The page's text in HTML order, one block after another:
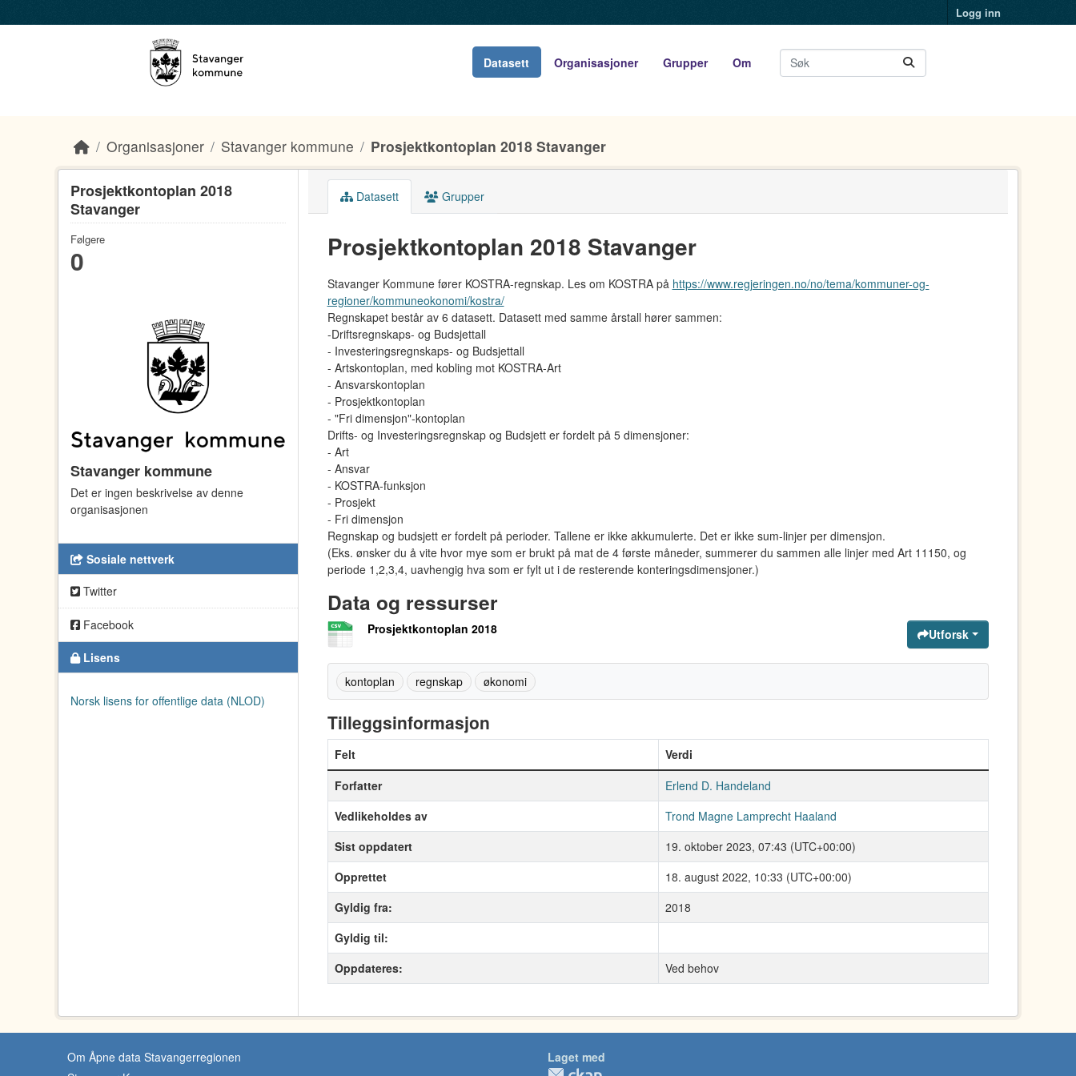
Logg inn
Datasett Organisasjoner Grupper Om
Organisasjoner Stavanger kommune Prosjektkontoplan 2018 Stavanger
Prosjektkontoplan 2018
Stavanger
Følgere
0
Stavanger kommune
Det er ingen beskrivelse av denne
organisasjonen
Sosiale nettverk
Twitter
Facebook
Lisens
Norsk lisens for offentlige data (NLOD)
Datasett Grupper
Prosjektkontoplan 2018 Stavanger
Stavanger Kommune fører KOSTRA-regnskap. Les om KOSTRA på https://www.regjeringen.no/no/tema/kommuner-og-
regioner/kommuneokonomi/kostra/
Regnskapet består av 6 datasett. Datasett med samme årstall hører sammen:
-Driftsregnskaps- og Budsjettall
- Investeringsregnskaps- og Budsjettall
- Artskontoplan, med kobling mot KOSTRA-Art
- Ansvarskontoplan
- Prosjektkontoplan
- "Fri dimensjon"-kontoplan
Drifts- og Investeringsregnskap og Budsjett er fordelt på 5 dimensjoner:
- Art
- Ansvar
- KOSTRA-funksjon
- Prosjekt
- Fri dimensjon
Regnskap og budsjett er fordelt på perioder. Tallene er ikke akkumulerte. Det er ikke sum-linjer per dimensjon.
(Eks. ønsker du å vite hvor mye som er brukt på mat de 4 første måneder, summerer du sammen alle linjer med Art 11150, og
periode 1,2,3,4, uavhengig hva som er fylt ut i de resterende konteringsdimensjoner.)
Data og ressurser
Prosjektkontoplan 2018 Utforsk
kontoplan regnskap økonomi
Tilleggsinformasjon
Felt
Verdi
Forfatter
Erlend D. Handeland
Vedlikeholdes av
Trond Magne Lamprecht Haaland
Sist oppdatert
19. oktober 2023, 07:43 (UTC+00:00)
Opprettet
18. august 2022, 10:33 (UTC+00:00)
Gyldig fra:
2018
Gyldig til:
Oppdateres:
Ved behov
Om Åpne data Stavangerregionen
Laget med